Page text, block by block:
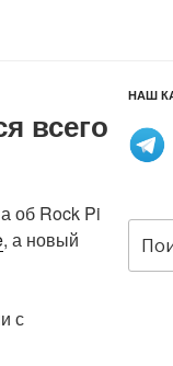
всего
об Rock Pi
, а новый
с
НАШ